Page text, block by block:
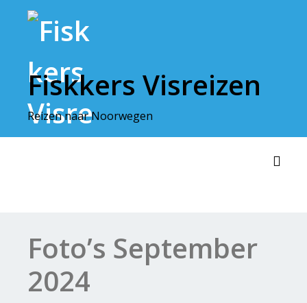
Doorgaan
Fiskkers Visreizen
Reizen naar Noorwegen
Foto’s September
2024